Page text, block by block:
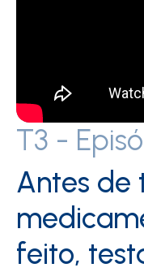
T3 -
Antes de
feito,